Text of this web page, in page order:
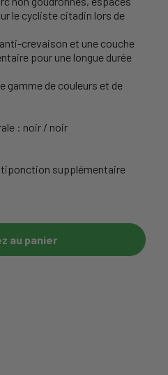
le cycliste citadin lors de
crevaison et une couche
pour une longue durée
gamme de couleurs et de
: noir / noir
supplémentaire
au panier